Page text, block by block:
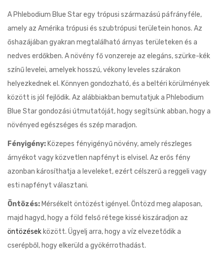
A Phlebodium Blue Star egy trópusi származású páfrányféle,
amely az Amérika trópusi és szubtrópusi területein honos. Az
őshazájában gyakran megtalálható árnyas területeken és a
nedves erdőkben. A növény fő vonzereje az elegáns, szürke-kék
színű levelei, amelyek hosszú, vékony leveles szárakon
helyezkednek el. Könnyen gondozható, és a beltéri körülmények
között is jól fejlődik. Az alábbiakban bemutatjuk a Phlebodium
Blue Star gondozási útmutatóját, hogy segítsünk abban, hogy a
növényed egészséges és szép maradjon.
Fényigény: Közepes fényigényű növény, amely részleges
árnyékot vagy közvetlen napfényt is elvisel. Az erős fény
azonban károsíthatja a leveleket, ezért célszerű a reggeli vagy
esti napfényt választani.
Öntözés: Mérsékelt öntözést igényel. Öntözd meg alaposan,
majd hagyd, hogy a föld felső rétege kissé kiszáradjon az
öntözések között. Ügyelj arra, hogy a víz elvezetődik a
cserépből, hogy elkerüld a gyökérrothadást.